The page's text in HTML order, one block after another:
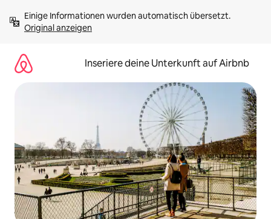
Inhalten
springenOriginal anzeigen
Inseriere deine Unterkunft auf Airbnb